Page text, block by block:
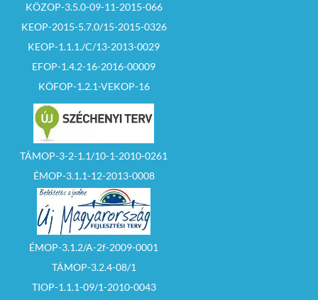
KÖZOP-3.5.0-09-11-2015-066
KEOP-2015-5.7.0/15-2015-0326
KEOP-1.1.1./C/13-2013-0029
EFOP-1.4.2-16-2016-00009
KÖFOP-1.2.1-VEKOP-16
TÁMOP-3-2-1.1/10-1-2010-0261
ÉMOP-3.1.1-12-2013-0008
ÉMOP-3.1.2/A-2f-2009-0001
TÁMOP-3.2.4-08/1
TIOP-1.1.1-09/1-2010-0043